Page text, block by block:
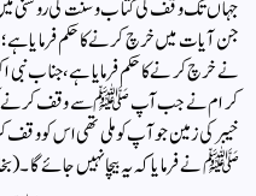
جہاں تک وقف کی کتاب وسنت کی روشنی
جن آیات میں خرچ کرنے کا حکم فرمایا ہے؛
نے خرچ کرنے کا حکم فرمایا ہے، جناب
کرام نے جب آپ ﷺ سے وقف کرنے کی
خیبر کی زمین جو آپ کو ملی تھی اس کو
ﷺ نے فرمایا کہ یہ بیچا نہیں جائے گا۔